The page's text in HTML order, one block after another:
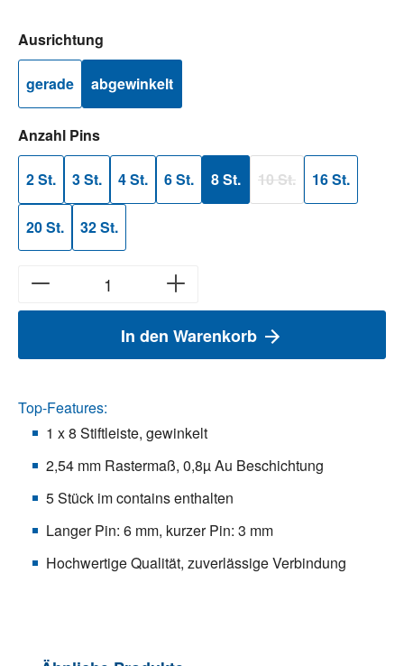
Ausrichtung
gerade abgewinkelt
Anzahl Pinsauswählen
2 St. 3 St. 4 St. 6 St. 8 St. 10 St.(Diese Option ist zurzeit
16 St.
20 St. 32 St.
In den Warenkorb
Top-Features:
1 x 8 Stiftleiste, gewinkelt
2,54 mm Rastermaß, 0,8µ Au Beschichtung
5 Stück im contains enthalten
Langer Pin: 6 mm, kurzer Pin: 3 mm
Hochwertige Qualität, zuverlässige Verbindung